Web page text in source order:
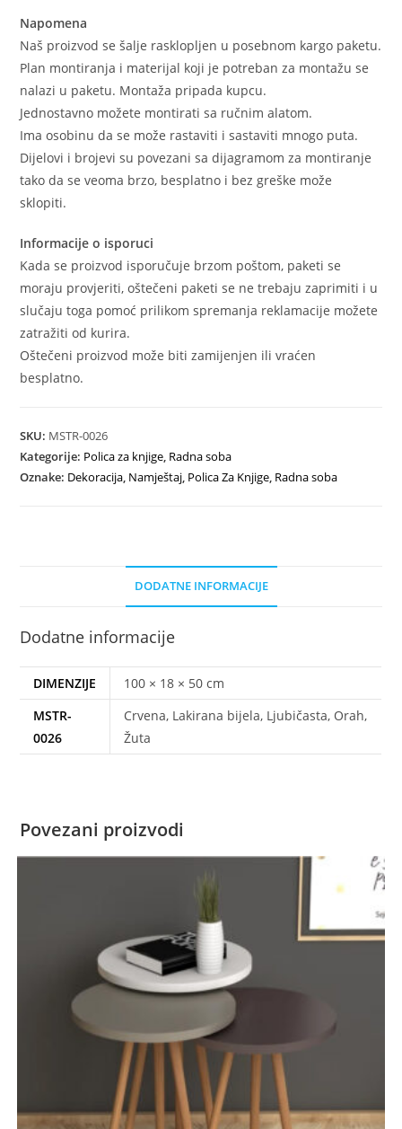
Napomena
Naš proizvod se šalje rasklopljen u posebnom kargo paketu.
Plan montiranja i materijal koji je potreban za montažu se
nalazi u paketu. Montaža pripada kupcu.
Jednostavno možete montirati sa ručnim alatom.
Ima osobinu da se može rastaviti i sastaviti mnogo puta.
Dijelovi i brojevi su povezani sa dijagramom za montiranje
tako da se veoma brzo, besplatno i bez greške može
sklopiti.
Informacije o isporuci
Kada se proizvod isporučuje brzom poštom, paketi se
moraju provjeriti, oštečeni paketi se ne trebaju zaprimiti i u
slučaju toga pomoć prilikom spremanja reklamacije možete
zatražiti od kurira.
Oštečeni proizvod može biti zamijenjen ili vraćen
besplatno.
SKU: MSTR-0026
Kategorije: Polica za knjige Radna soba
Oznake: Dekoracija Namještaj Polica Za Knjige Radna soba
DODATNE INFORMACIJE
Dodatne informacije
DIMENZIJE
100 × 18 × 50 cm
MSTR-
0026
Crvena, Lakirana bijela, Ljubičasta, Orah,
Žuta
Povezani proizvodi